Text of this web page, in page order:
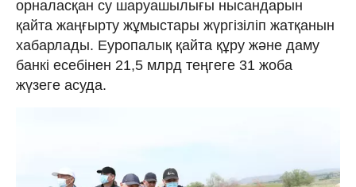
орналасқан су шаруашылығы нысандарын
қайта жаңғырту жұмыстары жүргізіліп жатқанын
хабарлады. Еуропалық қайта құру және даму
банкі есебінен 21,5 млрд теңгеге 31 жоба
жүзеге асуда.